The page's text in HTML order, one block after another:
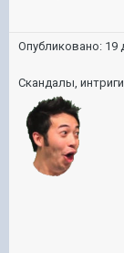
Опубликовано: 19
Скандалы,